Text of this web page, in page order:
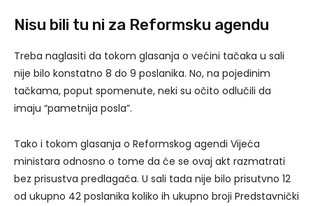
Nisu bili tu ni za Reformsku agendu
Treba naglasiti da tokom glasanja o većini tačaka u sali
nije bilo konstatno 8 do 9 poslanika. No, na pojedinim
tačkama, poput spomenute, neki su očito odlučili da
imaju “pametnija posla”.
Tako i tokom glasanja o Reformskog agendi Vijeća
ministara odnosno o tome da će se ovaj akt razmatrati
bez prisustva predlagača. U sali tada nije bilo prisutvno 12
od ukupno 42 poslanika koliko ih ukupno broji Predstavnički